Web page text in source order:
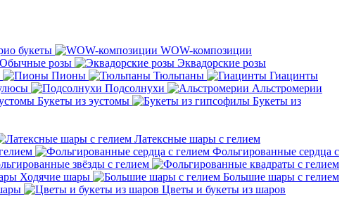
букеты
WOW-композиции
Обычные розы
Эквадорские розы
Пионы Тюльпаны
Гиацинты
Подсолнухи
Альстромерии
Букеты из эустомы
Букеты из
Латексные шары с гелием
Фольгированные сердца с
звёзды с гелием
Ходячие шары
Большие шары с гелием
Цветы и букеты из шаров